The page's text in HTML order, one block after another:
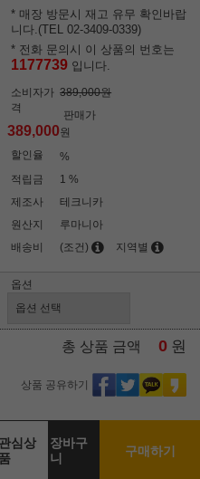
* 매장 방문시 재고 유무 확인바랍
니다.(TEL 02-3409-0339)
* 전화 문의시 이 상품의 번호는
1177739 입니다.
소비자가
격
389,000원
판매가
389,000원
할인율
%
적립금
1 %
제조사
테크니카
원산지
루마니아
배송비
(조건) 지역별
옵션
총 상품 금액 0 원
상품 공유하기
관심상
품
장바구
니
구매하기